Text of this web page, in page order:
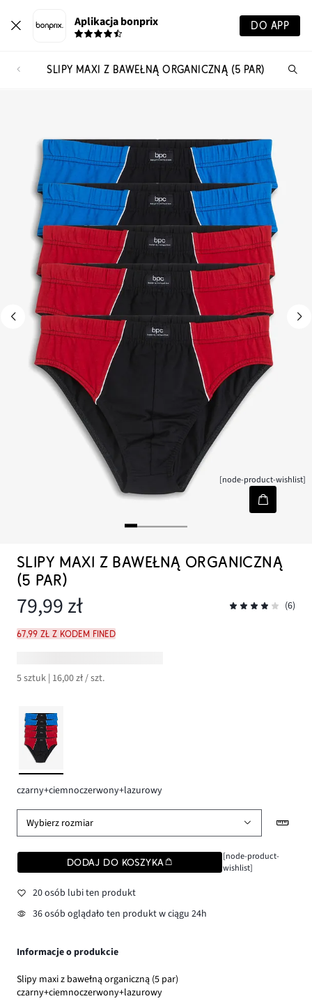
Aplikacja bonprix DO APP
SLIPY MAXI Z BAWEŁNĄ ORGANICZNĄ (5 PAR)
[node-product-wishlist]
SLIPY MAXI Z BAWEŁNĄ ORGANICZNĄ
(5 PAR)
79,99 zł (6)
67,99 zł z kodem FINED
5 sztuk | 16,00 zł / szt.
czarny+ciemnoczerwony+lazurowy
Wybierz rozmiar
DODAJ DO KOSZYKA
[node-product-
wishlist]
20 osób lubi ten produkt
36 osób oglądało ten produkt w ciągu 24h
Informacje o produkcie
Slipy maxi z bawełną organiczną (5 par)
czarny+ciemnoczerwony+lazurowy